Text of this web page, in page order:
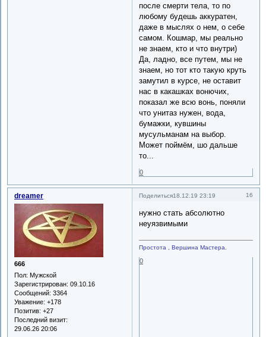
после смерти тела, то по
любому будешь аккуратен,
даже в мыслях о нем, о себе
самом. Кошмар, мы реально
не знаем, кто и что внутри)
Да, ладно, все путем, мы не
знаем, но тот кто такую круть
замутил в курсе, не оставит
нас в какашках вонючих,
показал же всю вонь, поняли
что унитаз нужен, вода,
бумажки, кувшины
мусульманам на выбор.
Может поймём, шо дальше
то...
0
Поделиться 16
18.12.19 23:19
dreamer
666
Пол: Мужской
Зарегистрирован: 09.10.16
Сообщений: 3364
Уважение: +178
Позитив: +27
Последний визит:
29.06.26 20:06
нужно стать абсолютно
неуязвимыми
Простота , Вершина Мастера.
0